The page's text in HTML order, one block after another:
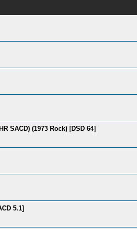
SACD) (1973 Rock) [DSD 64]
5.1]